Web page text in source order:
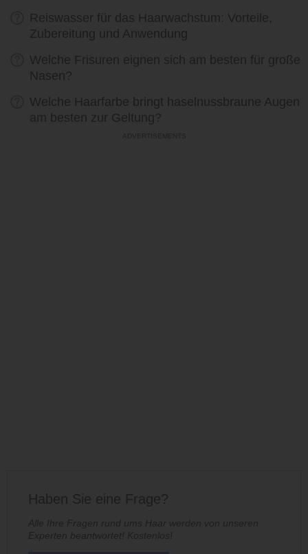
Reiswasser für das Haarwachstum: Vorteile,
Zubereitung und Anwendung
Welche Frisuren eignen sich am besten für große
Nasen?
Welche Haarfarbe bringt haselnussbraune Augen
am besten zur Geltung?
Haben Sie eine Frage?
Alle Ihre Fragen rund ums Haar werden von unseren
Experten beantwortet! Kostenlos!